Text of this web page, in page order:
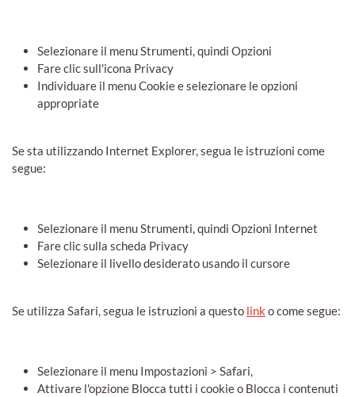
Selezionare il menu Strumenti, quindi Opzioni
Fare clic sull'icona Privacy
Individuare il menu Cookie e selezionare le opzioni
appropriate
Se sta utilizzando Internet Explorer, segua le istruzioni come
segue:
Selezionare il menu Strumenti, quindi Opzioni Internet
Fare clic sulla scheda Privacy
Selezionare il livello desiderato usando il cursore
Se utilizza Safari, segua le istruzioni a questo link o come segue:
Selezionare il menu Impostazioni > Safari,
Attivare l'opzione Blocca tutti i cookie o Blocca i contenuti